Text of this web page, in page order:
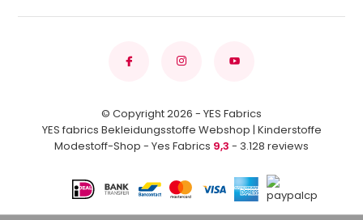
© Copyright 2026 - YES Fabrics
YES fabrics Bekleidungsstoffe Webshop | Kinderstoffe
Modestoff-Shop - Yes Fabrics 9,3 - 3.128 reviews